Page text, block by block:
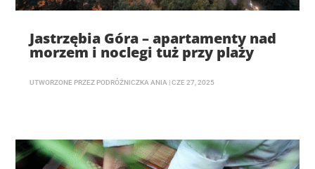
Jastrzębia Góra – apartamenty nad
morzem i noclegi tuż przy plaży
UTWORZONE PRZEZ PODRÓŻNICZKA ANIA |CZE 27, 2025